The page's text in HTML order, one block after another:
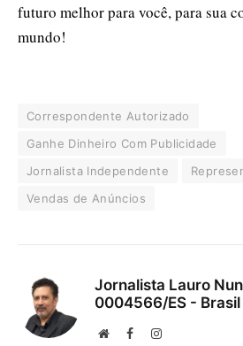
futuro melhor para você, para sua
mundo!
Correspondente Autorizado
Ganhe Dinheiro Com Publicidade
Jornalista Independente
Vendas de Anúncios
Jornalista Lauro
0004566/ES - Brasil
WebsiteFacebookInstagram